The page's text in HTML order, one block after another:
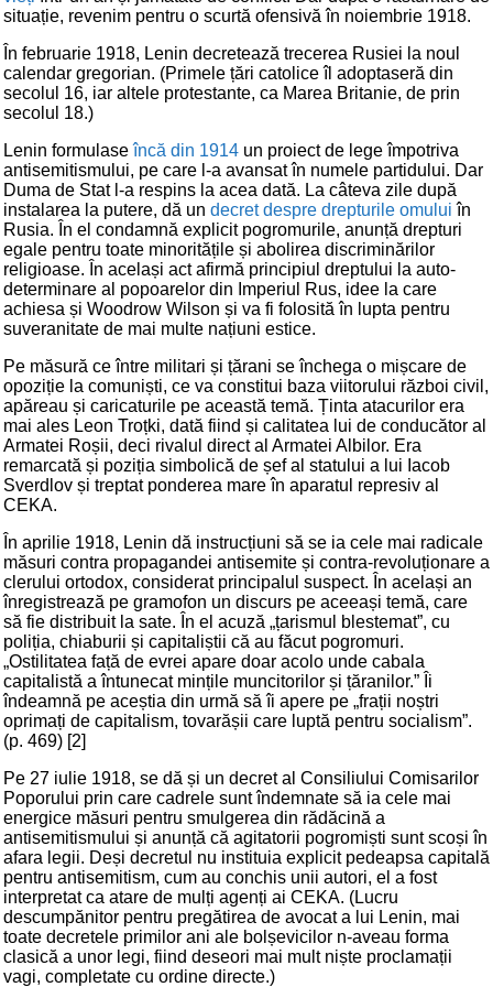
situație, revenim pentru o scurtă ofensivă în noiembrie 1918.
În februarie 1918, Lenin decretează trecerea Rusiei la noul
calendar gregorian. (Primele țări catolice îl adoptaseră din
secolul 16, iar altele protestante, ca Marea Britanie, de prin
secolul 18.)
Lenin formulaseîncă din 1914 un proiect de lege împotriva
antisemitismului, pe care l-a avansat în numele partidului. Dar
Duma de Stat l-a respins la acea dată. La câteva zile după
instalarea la putere, dă un decret despre drepturile omului în
Rusia. În el condamnă explicit pogromurile, anunță drepturi
egale pentru toate minoritățile și abolirea discriminărilor
religioase. În același act afirmă principiul dreptului la auto-
determinare al popoarelor din Imperiul Rus, idee la care
achiesa și Woodrow Wilson și va fi folosită în lupta pentru
suveranitate de mai multe națiuni estice.
Pe măsură ce între militari și țărani se închega o mișcare de
opoziție la comuniști, ce va constitui baza viitorului război civil,
apăreau și caricaturile pe această temă. Ținta atacurilor era
mai ales Leon Troțki, dată fiind și calitatea lui de conducător al
Armatei Roșii, deci rivalul direct al Armatei Albilor. Era
remarcată și poziția simbolică de șef al statului a lui Iacob
Sverdlov și treptat ponderea mare în aparatul represiv al
CEKA.
În aprilie 1918, Lenin dă instrucțiuni să se ia cele mai radicale
măsuri contra propagandei antisemite și contra-revoluționare a
clerului ortodox, considerat principalul suspect. În același an
înregistrează pe gramofon un discurs pe aceeași temă, care
să fie distribuit la sate. În el acuză „țarismul blestemat”, cu
poliția, chiaburii și capitaliștii că au făcut pogromuri.
„Ostilitatea față de evrei apare doar acolo unde cabala
capitalistă a întunecat mințile muncitorilor și țăranilor.” Îi
îndeamnă pe aceștia din urmă să îi apere pe „frații noștri
oprimați de capitalism, tovarășii care luptă pentru socialism”.
(p. 469) [2]
Pe 27 iulie 1918, se dă și un decret al Consiliului Comisarilor
Poporului prin care cadrele sunt îndemnate să ia cele mai
energice măsuri pentru smulgerea din rădăcină a
antisemitismului și anunță că agitatorii pogromiști sunt scoși în
afara legii. Deși decretul nu instituia explicit pedeapsa capitală
pentru antisemitism, cum au conchis unii autori, el a fost
interpretat ca atare de mulți agenți ai CEKA. (Lucru
descumpănitor pentru pregătirea de avocat a lui Lenin, mai
toate decretele primilor ani ale bolșevicilor n-aveau forma
clasică a unor legi, fiind deseori mai mult niște proclamații
vagi, completate cu ordine directe.)